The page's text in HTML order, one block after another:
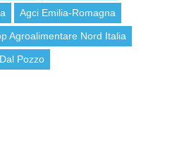
Agci Emilia-Romagna
Agroalimentare Nord Italia
Pozzo